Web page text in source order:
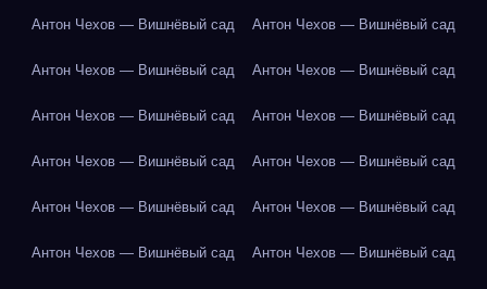
Антон Чехов — Вишнёвый сад Антон Чехов — Вишнёвый сад
Антон Чехов — Вишнёвый сад Антон Чехов — Вишнёвый сад
Антон Чехов — Вишнёвый сад Антон Чехов — Вишнёвый сад
Антон Чехов — Вишнёвый сад Антон Чехов — Вишнёвый сад
Антон Чехов — Вишнёвый сад Антон Чехов — Вишнёвый сад
Антон Чехов — Вишнёвый сад Антон Чехов — Вишнёвый сад